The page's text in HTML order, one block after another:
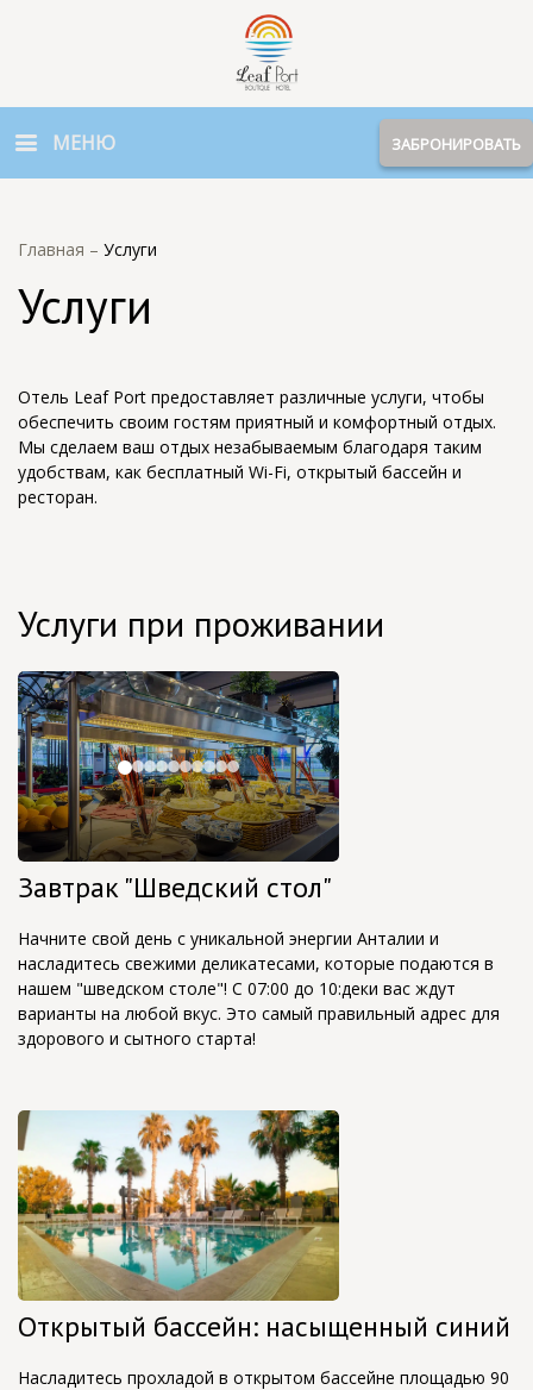
МЕНЮ ЗАБРОНИРОВАТЬ
Главная – Услуги
Услуги
Отель Leaf Port предоставляет различные услуги, чтобы
обеспечить своим гостям приятный и комфортный отдых.
Мы сделаем ваш отдых незабываемым благодаря таким
удобствам, как бесплатный Wi-Fi, открытый бассейн и
ресторан.
Услуги при проживании
Завтрак "Шведский стол"
Начните свой день с уникальной энергии Анталии и
насладитесь свежими деликатесами, которые подаются в
нашем "шведском столе"! С 07:00 до 10:деки вас ждут
варианты на любой вкус. Это самый правильный адрес для
здорового и сытного старта!
Открытый бассейн: насыщенный синий
Насладитесь прохладой в открытом бассейне площадью 90